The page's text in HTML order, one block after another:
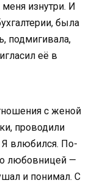
изнутри. И
была
подмигивала,
её в
с женой
проводили
влюбился. По-
любовницей —
и понимал. С